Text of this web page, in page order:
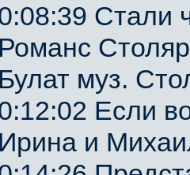
Стали
Романс
Булат муз.
Если
Ирина и